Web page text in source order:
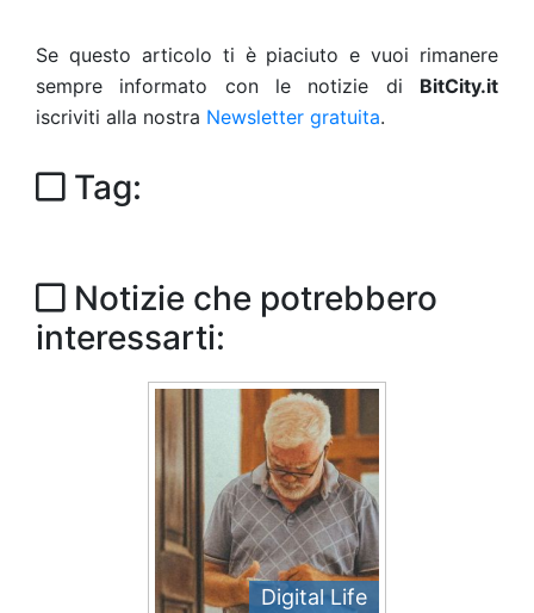
Se questo articolo ti è piaciuto e vuoi rimanere
sempre informato con le notizie di BitCity.it
iscriviti alla nostra Newsletter gratuita.
Tag:
Notizie che potrebbero
interessarti:
Digital Life